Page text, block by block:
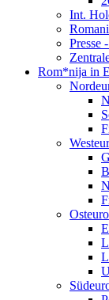
Int.
Presse
Rom*nija in